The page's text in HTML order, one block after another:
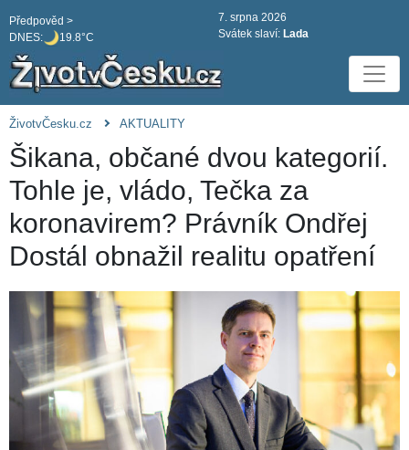
DNES: 19.8°C
Předpověd >
7. srpna 2026
Svátek slaví: Lada
ŽivotvČesku.cz AKTUALITY
Šikana, občané dvou kategorií.
Tohle je, vládo, Tečka za
koronavirem? Právník Ondřej
Dostál obnažil realitu opatření